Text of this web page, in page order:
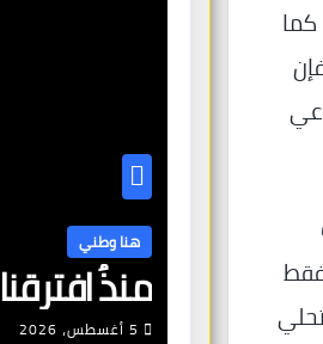
كما
فقط
هنا وطني
منذُ افترقنا
5 أغسطس، 2026